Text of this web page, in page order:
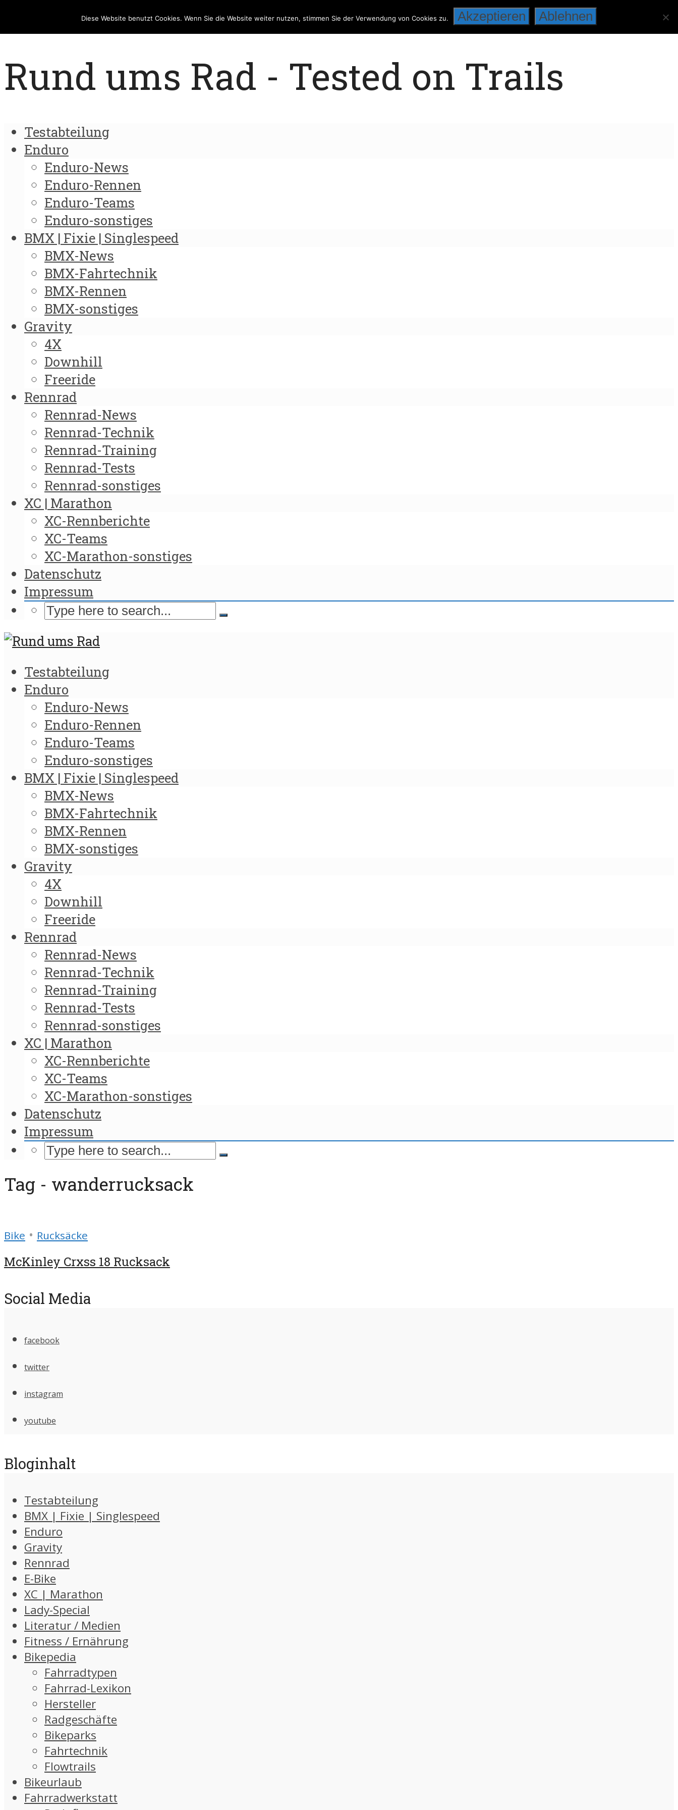
Rund ums Rad - Tested on Trails
Testabteilung
Enduro
Enduro-News
Enduro-Rennen
Enduro-Teams
Enduro-sonstiges
BMX | Fixie | Singlespeed
BMX-News
BMX-Fahrtechnik
BMX-Rennen
BMX-sonstiges
Gravity
4X
Downhill
Freeride
Rennrad
Rennrad-News
Rennrad-Technik
Rennrad-Training
Rennrad-Tests
Rennrad-sonstiges
XC | Marathon
XC-Rennberichte
XC-Teams
XC-Marathon-sonstiges
Datenschutz
Impressum
Testabteilung
Enduro
Enduro-News
Enduro-Rennen
Enduro-Teams
Enduro-sonstiges
BMX | Fixie | Singlespeed
BMX-News
BMX-Fahrtechnik
BMX-Rennen
BMX-sonstiges
Gravity
4X
Downhill
Freeride
Rennrad
Rennrad-News
Rennrad-Technik
Rennrad-Training
Rennrad-Tests
Rennrad-sonstiges
XC | Marathon
XC-Rennberichte
XC-Teams
XC-Marathon-sonstiges
Datenschutz
Impressum
Tag - wanderrucksack
Bike • Rucksäcke
McKinley Crxss 18 Rucksack
Social Media
facebook
twitter
instagram
youtube
Bloginhalt
Testabteilung
BMX | Fixie | Singlespeed
Enduro
Gravity
Rennrad
E-Bike
XC | Marathon
Lady-Special
Literatur / Medien
Fitness / Ernährung
Bikepedia
Fahrradtypen
Fahrrad-Lexikon
Hersteller
Radgeschäfte
Bikeparks
Fahrtechnik
Flowtrails
Bikeurlaub
Fahrradwerkstatt
Diese Website benutzt Cookies. Wenn Sie die Website weiter nutzen, stimmen Sie der Verwendung von Cookies zu. Akzeptieren Ablehnen